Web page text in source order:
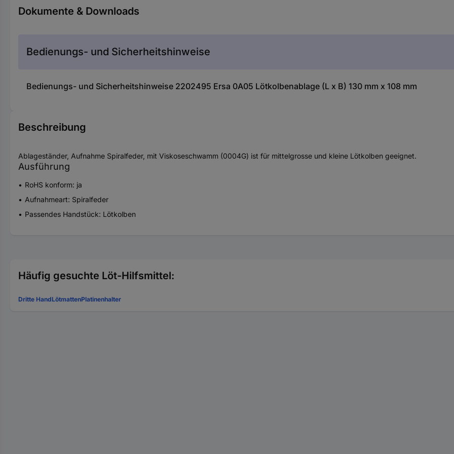
Dokumente & Downloads
Bedienungs- und Sicherheitshinweise
Bedienungs- und Sicherheitshinweise 2202495 Ersa 0A05 Lötkolbenablage (L x B) 130 mm x 108 mm
Beschreibung
Ablageständer, Aufnahme Spiralfeder, mit Viskoseschwamm (0004G) ist für mittelgrosse und kleine Lötkolben geeignet.
Ausführung
RoHS konform: ja
Aufnahmeart: Spiralfeder
Passendes Handstück: Lötkolben
Häufig gesuchte Löt-Hilfsmittel:
Dritte HandLötmattenPlatinenhalter